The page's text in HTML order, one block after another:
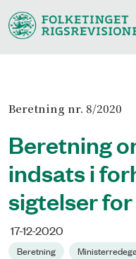
Beretning nr. 8/2020
Beretning
indsats i
sigtelser
17-12-2020
Beretning